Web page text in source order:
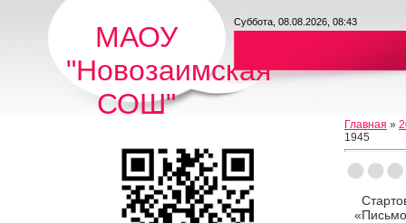
МАОУ
"Новозаимская
СОШ"
Суббота, 08.08.2026, 08:43
Главная »
1945